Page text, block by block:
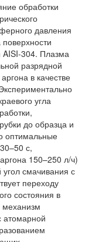
обработки
давления
304. Плазма
разрядной
в качестве
угла
до образца и
оптимальные
с,
150–250 л/ч)
угол смачивания с
переходу
состояния в
атомарной